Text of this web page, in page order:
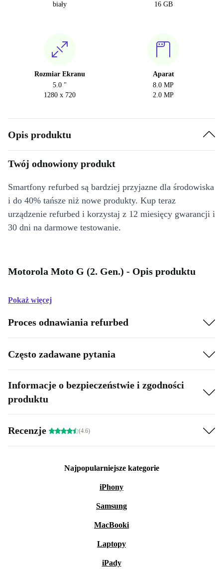
biały
16 GB
Rozmiar Ekranu
5.0 "
1280 x 720
Aparat
8.0 MP
2.0 MP
Opis produktu
Twój odnowiony produkt
Smartfony refurbed są bardziej przyjazne dla środowiska
i do 40% tańsze niż nowe produkty. Kup teraz
urządzenie refurbed i korzystaj z 12 miesięcy gwarancji i
30 dni na darmowe testowanie.
Motorola Moto G (2. Gen.) - Opis produktu
Pokaż więcej
Proces odnawiania refurbed
Często zadawane pytania
Informacje o bezpieczeństwie i zgodności
produktu
Recenzje (4.6)
Najpopularniejsze kategorie
iPhony
Samsung
MacBooki
Laptopy
iPady